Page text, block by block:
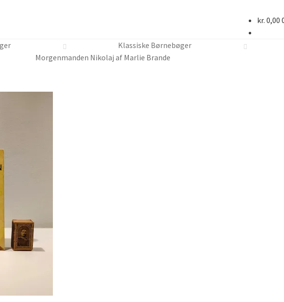
kr. 0,00
Klassiske Børnebøger
Morgenmanden Nikolaj af Marlie Brande